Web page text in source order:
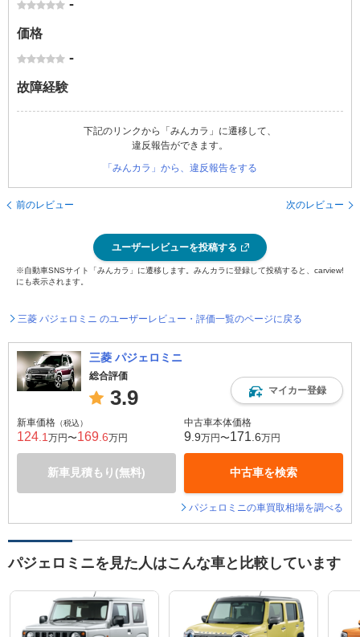
-
価格
-
故障経験
下記のリンクから「みんカラ」に遷移して、
違反報告ができます。
「みんカラ」から、違反報告をする
前のレビュー 次のレビュー
ユーザーレビューを投稿する
※自動車SNSサイト「みんカラ」に遷移します。みんカラに登録して投稿すると、carview!
にも表示されます。
三菱 パジェロミニ のユーザーレビュー・評価一覧のページに戻る
三菱 パジェロミニ
総合評価
3.9 マイカー登録
新車価格 （税込）
124 .1 万円〜169 .6万円
新車見積もり(無料)
中古車本体価格
9 .9万円〜171 .6万円
中古車を検索
パジェロミニの車買取相場を調べる
パジェロミニを見た人はこんな車と比較しています